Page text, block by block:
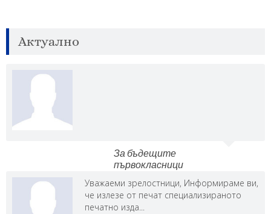
Актуално
За бъдещите
първокласници
Уважаеми зрелостници, Информираме ви,
че излезе от печат специализираното
печатно изда...